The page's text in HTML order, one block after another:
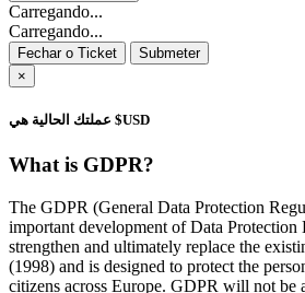
Carregando...
Carregando...
Fechar o Ticket
Submeter
×
عملتك الحالية هي $USD
What is GDPR?
The GDPR (General Data Protection
important development of Data
strengthen and ultimately replace the
(1998) and is designed to protect the
citizens across Europe. GDPR will not be